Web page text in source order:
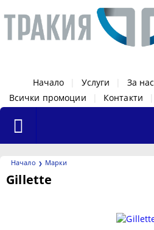
Начало Услуги За нас
Всички промоции
Контакти
Начало Марки
Gillette